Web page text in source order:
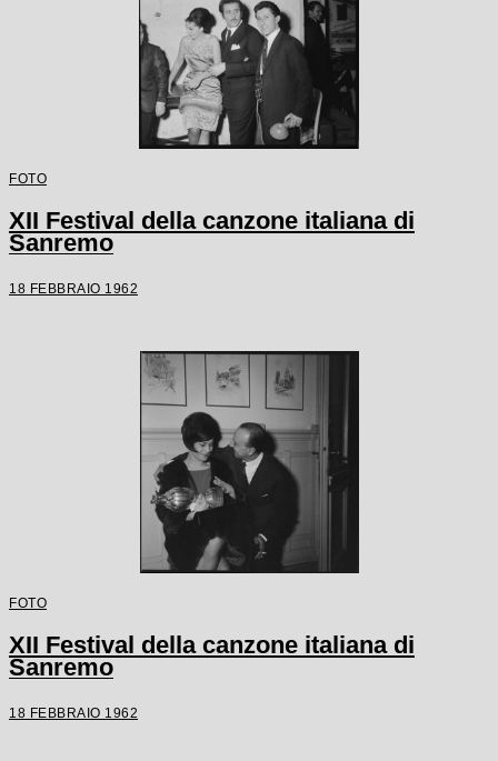
FOTO
XII Festival della canzone italiana di
Sanremo
18 FEBBRAIO 1962
FOTO
XII Festival della canzone italiana di
Sanremo
18 FEBBRAIO 1962